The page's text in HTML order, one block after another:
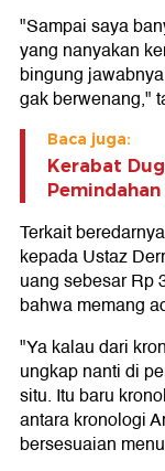
"Sampai saya
yang nanyakan
bingung
gak berwenang,"
Baca juga:
Kerabat
Terkait
kepada Ustaz
uang sebesar Rp
bahwa memang
"Ya kalau dari
ungkap nanti di
situ. Itu baru
antara kronologi
bersesuaian